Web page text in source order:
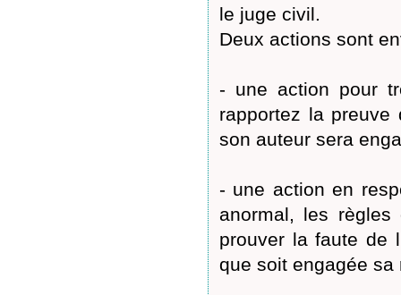
le juge civil.
Deux actions sont
- une action pour
rapportez la preuve
son auteur sera
- une action en
anormal, les règles
prouver la faute de
que soit engagée